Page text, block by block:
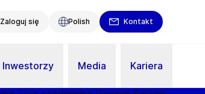
Zaloguj się Polish Kontakt
Inwestorzy Media Kariera